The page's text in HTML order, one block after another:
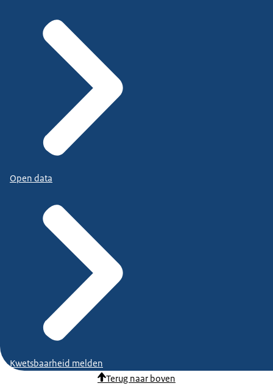
Open data
Kwetsbaarheid melden
Terug naar boven